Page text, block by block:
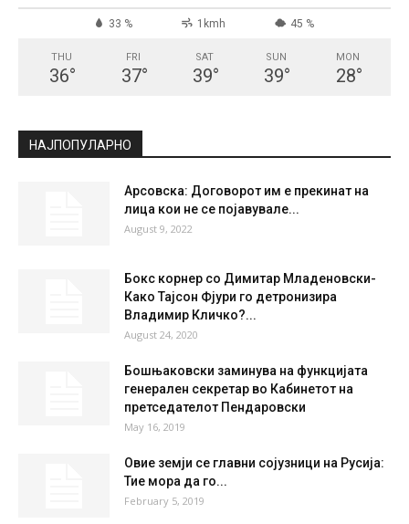
33 % 1kmh 45 %
THU
36°
FRI
37°
SAT
39°
SUN
39°
MON
28°
НАЈПОПУЛАРНО
Арсовска: Договорот им е прекинат на
лица кои не се појавувале...
August 9, 2022
Бокс корнер со Димитар Младеновски-
Како Тајсон Фјури го детронизира
Владимир Кличко?...
August 24, 2020
Бошњаковски заминува на функцијата
генерален секретар во Кабинетот на
претседателот Пендаровски
May 16, 2019
Овие земји се главни сојузници на Русија:
Тие мора да го...
February 5, 2019